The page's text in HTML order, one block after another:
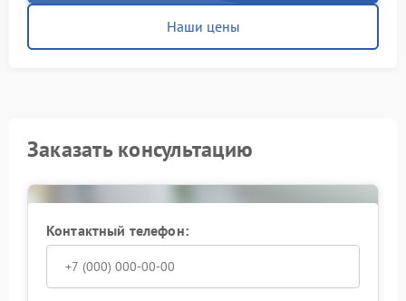
Наши цены
Заказать консультацию
Контактный телефон: